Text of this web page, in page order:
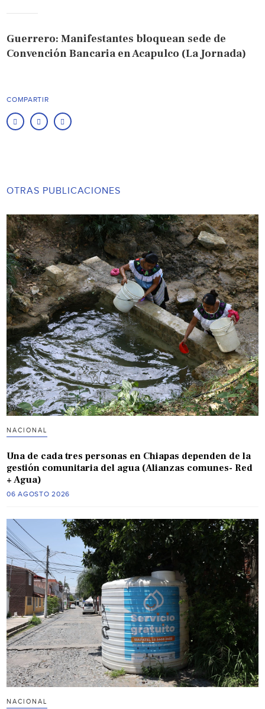
Guerrero: Manifestantes bloquean sede de
Convención Bancaria en Acapulco (La Jornada)
COMPARTIR
OTRAS PUBLICACIONES
NACIONAL
Una de cada tres personas en Chiapas dependen de la
gestión comunitaria del agua (Alianzas comunes- Red
+ Agua)
06 AGOSTO 2026
NACIONAL